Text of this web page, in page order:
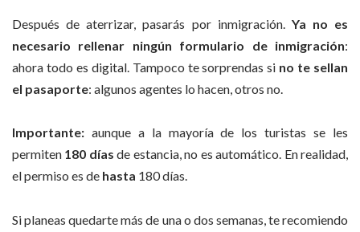
Después de aterrizar, pasarás por inmigración. Ya no es
necesario rellenar ningún formulario de inmigración:
ahora todo es digital. Tampoco te sorprendas si no te sellan
el pasaporte: algunos agentes lo hacen, otros no.
Importante: aunque a la mayoría de los turistas se les
permiten 180 días de estancia, no es automático. En realidad,
el permiso es de hasta 180 días.
Si planeas quedarte más de una o dos semanas, te recomiendo